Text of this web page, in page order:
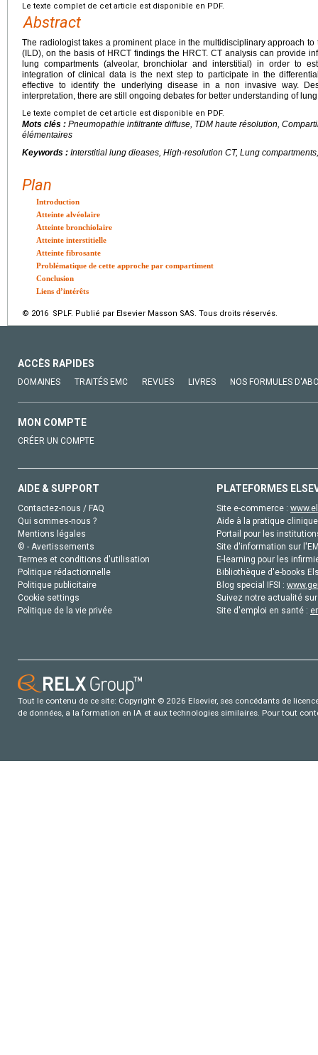
Le texte complet de cet article est disponible en PDF.
Abstract
The radiologist takes a prominent place in the multidisciplinary approach
(ILD), on the basis of HRCT findings the HRCT. CT analysis can provide
lung compartments (alveolar, bronchiolar and interstitial) in order to
integration of clinical data is the next step to participate in the
effective to identify the underlying disease in a non invasive way.
interpretation, there are still ongoing debates for better understanding of
Le texte complet de cet article est disponible en PDF.
Mots clés : Pneumopathie infiltrante diffuse, TDM haute résolution,
élémentaires
Keywords : Interstitial lung dieases, High-resolution CT, Lung
Plan
Introduction
Atteinte alvéolaire
Atteinte bronchiolaire
Atteinte interstitielle
Atteinte fibrosante
Problématique de cette approche par compartiment
Conclusion
Liens d’intérêts
© 2016 SPLF. Publié par Elsevier Masson SAS. Tous droits réservés.
ACCÈS RAPIDES
DOMAINES TRAITÉS EMC REVUES LIVRES NOS FORMULES
MON COMPTE
CRÉER UN COMPTE
AIDE & SUPPORT
Contactez-nous / FAQ
Qui sommes-nous ?
Mentions légales
© - Avertissements
Termes et conditions d'utilisation
Politique rédactionnelle
Politique publicitaire
Cookie settings
Politique de la vie privée
PLATEFORMES
Site e-commerce :
Aide à la pratique
Portail pour les
Site d'information sur
E-learning pour les
Bibliothèque d'e-books
Blog special IFSI :
Suivez notre actualité
Site d'emploi en santé :
Tout le contenu de ce site: Copyright © 2026 Elsevier, ses concédants de
de données, a la formation en IA et aux technologies similaires. Pour tout